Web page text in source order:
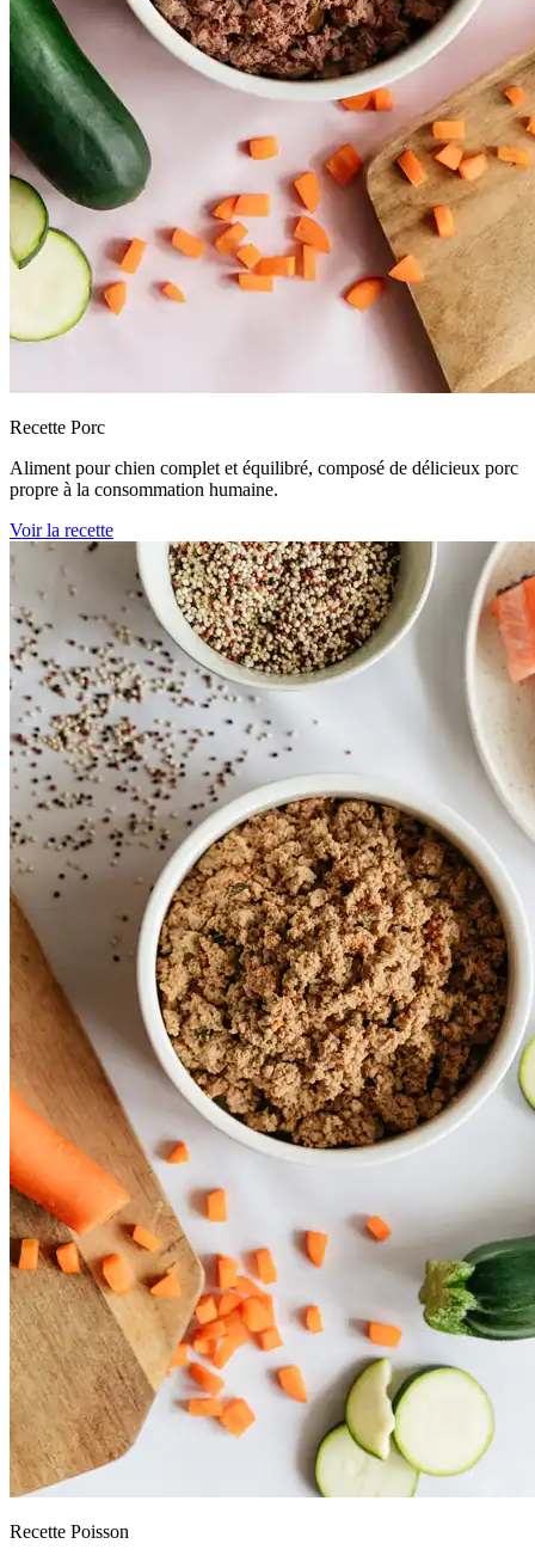
Recette Porc
Aliment pour chien complet et équilibré, composé de délicieux porc
propre à la consommation humaine.
Voir la recette
Recette Poisson